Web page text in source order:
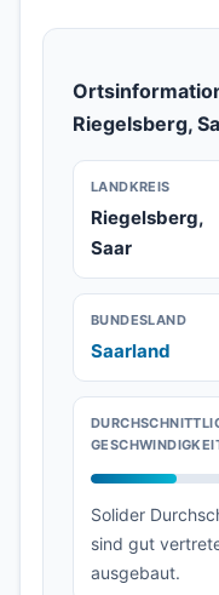
Riegelsberg,
LANDKREIS
Riegelsberg,
Saar
BUNDESLAND
Saarland
Solider
sind gut
ausgebaut.